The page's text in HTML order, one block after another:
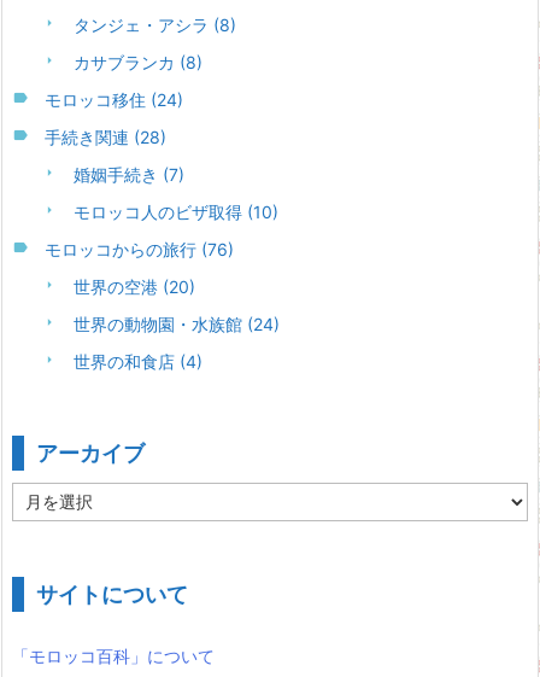
タンジェ・アシラ (8)
カサブランカ (8)
モロッコ移住 (24)
手続き関連 (28)
婚姻手続き (7)
モロッコ人のビザ取得 (10)
モロッコからの旅行 (76)
世界の空港 (20)
世界の動物園・水族館 (24)
世界の和食店 (4)
アーカイブ
ー
サイトについて
「モロッコ百科」について